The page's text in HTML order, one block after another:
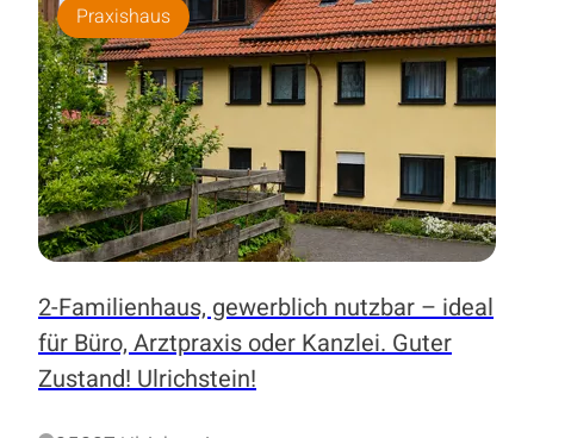
Praxishaus
2-Familienhaus, gewerblich nutzbar – ideal
für Büro, Arztpraxis oder Kanzlei. Guter
Zustand! Ulrichstein!